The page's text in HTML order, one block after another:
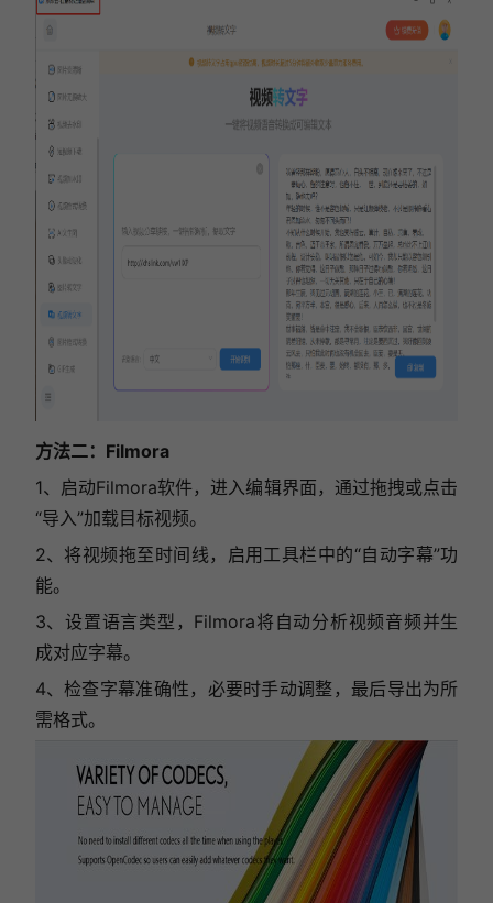
方法二：Filmora
1、启动Filmora软件，进入编辑界面，通过拖拽或点击
“导入”加载目标视频。
2、将视频拖至时间线，启用工具栏中的“自动字幕”功
能。
3、设置语言类型，Filmora将自动分析视频音频并生
成对应字幕。
4、检查字幕准确性，必要时手动调整，最后导出为所
需格式。